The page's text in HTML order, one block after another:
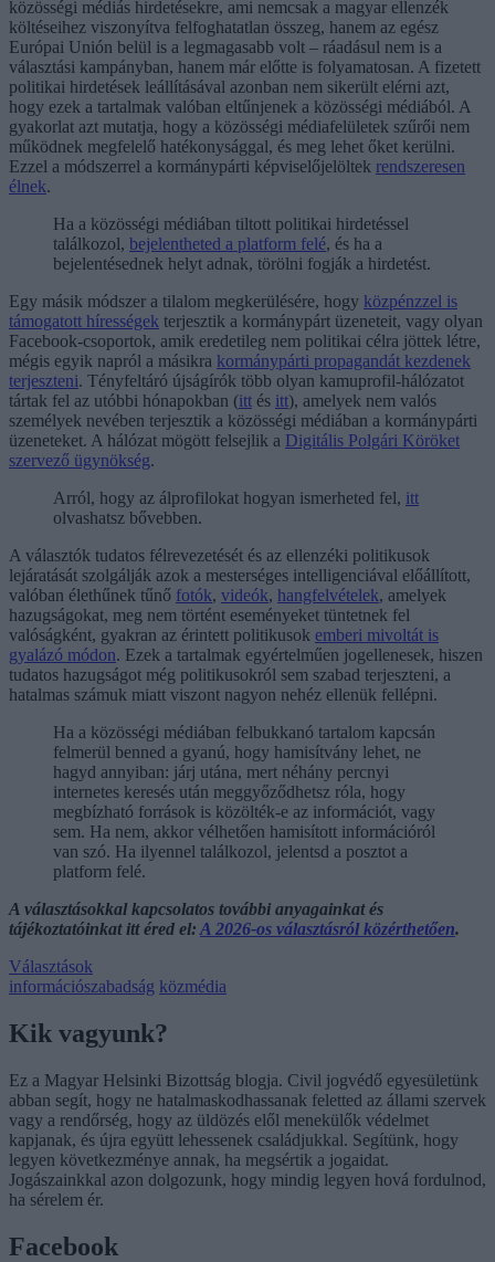
közösségi médiás hirdetésekre, ami nemcsak a magyar ellenzék
költéseihez viszonyítva felfoghatatlan összeg, hanem az egész
Európai Unión belül is a legmagasabb volt – ráadásul nem is a
választási kampányban, hanem már előtte is folyamatosan. A fizetett
politikai hirdetések leállításával azonban nem sikerült elérni azt,
hogy ezek a tartalmak valóban eltűnjenek a közösségi médiából. A
gyakorlat azt mutatja, hogy a közösségi médiafelületek szűrői nem
működnek megfelelő hatékonysággal, és meg lehet őket kerülni.
Ezzel a módszerrel a kormánypárti képviselőjelöltek rendszeresen
élnek.
Ha a közösségi médiában tiltott politikai hirdetéssel
találkozol, bejelentheted a platform felé, és ha a
bejelentésednek helyt adnak, törölni fogják a hirdetést.
Egy másik módszer a tilalom megkerülésére, hogy közpénzzel is
támogatott hírességek terjesztik a kormánypárt üzeneteit, vagy olyan
Facebook-csoportok, amik eredetileg nem politikai célra jöttek létre,
mégis egyik napról a másikra kormánypárti propagandát kezdenek
terjeszteni. Tényfeltáró újságírók több olyan kamuprofil-hálózatot
tártak fel az utóbbi hónapokban (itt és itt), amelyek nem valós
személyek nevében terjesztik a közösségi médiában a kormánypárti
üzeneteket. A hálózat mögött felsejlik a Digitális Polgári Köröket
szervező ügynökség.
Arról, hogy az álprofilokat hogyan ismerheted fel, itt
olvashatsz bővebben.
A választók tudatos félrevezetését és az ellenzéki politikusok
lejáratását szolgálják azok a mesterséges intelligenciával előállított,
valóban élethűnek tűnő fotók, videók, hangfelvételek, amelyek
hazugságokat, meg nem történt eseményeket tüntetnek fel
valóságként, gyakran az érintett politikusok emberi mivoltát is
gyalázó módon. Ezek a tartalmak egyértelműen jogellenesek, hiszen
tudatos hazugságot még politikusokról sem szabad terjeszteni, a
hatalmas számuk miatt viszont nagyon nehéz ellenük fellépni.
Ha a közösségi médiában felbukkanó tartalom kapcsán
felmerül benned a gyanú, hogy hamisítvány lehet, ne
hagyd annyiban: járj utána, mert néhány percnyi
internetes keresés után meggyőződhetsz róla, hogy
megbízható források is közölték-e az információt, vagy
sem. Ha nem, akkor vélhetően hamisított információról
van szó. Ha ilyennel találkozol, jelentsd a posztot a
platform felé.
A választásokkal kapcsolatos további anyagainkat és
tájékoztatóinkat itt éred el: A 2026-os választásról közérthetően.
Választások
információszabadság közmédia
Kik vagyunk?
Ez a Magyar Helsinki Bizottság blogja. Civil jogvédő egyesületünk
abban segít, hogy ne hatalmaskodhassanak feletted az állami szervek
vagy a rendőrség, hogy az üldözés elől menekülők védelmet
kapjanak, és újra együtt lehessenek családjukkal. Segítünk, hogy
legyen következménye annak, ha megsértik a jogaidat.
Jogászainkkal azon dolgozunk, hogy mindig legyen hová fordulnod,
ha sérelem ér.
Facebook